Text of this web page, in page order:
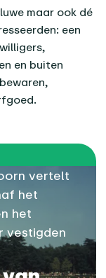
maar ook dé
een
en buiten
vertelt
het
het
vestigden